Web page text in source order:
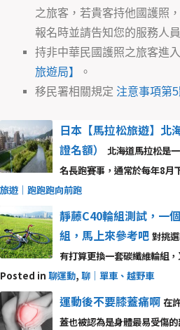
之旅客，若貴客持他國護照
報名時並請告知您的服務人員
持非中華民國護照之旅客進
旅遊局】
。
移民署相關規定 注意事項第
日本【馬拉松旅遊】北
證名額）
北海道馬拉松是
名長跑賽事，通常於每年8
旅遊｜跑跑跑向前跑
靜藤C40輪組測試，一
組，馬上來參考吧 對挑
有打算更換一套碳纖維輪組
Posted in 聊運動, 聊｜單車、越野車
運動後不要膝蓋痛啊 在
蓋也被認為是身體最易受傷